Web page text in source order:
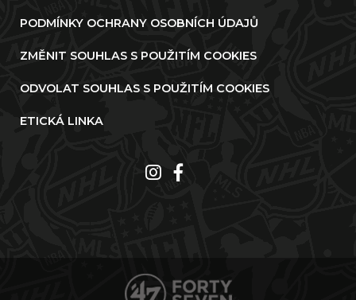
PODMÍNKY OCHRANY OSOBNÍCH ÚDAJŮ
ZMĚNIT SOUHLAS S POUŽITÍM COOKIES
ODVOLAT SOUHLAS S POUŽITÍM COOKIES
ETICKÁ LINKA